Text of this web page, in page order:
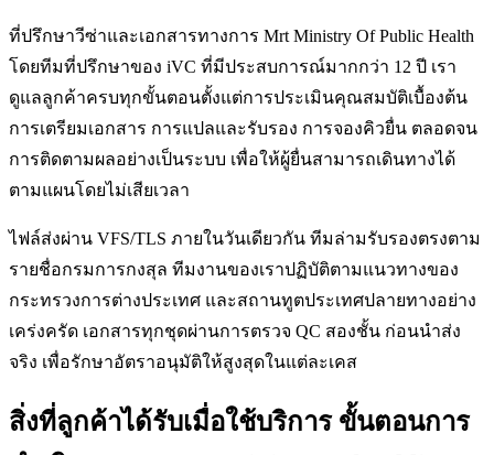
ที่ปรึกษาวีซ่าและเอกสารทางการ Mrt Ministry Of Public Health
โดยทีมที่ปรึกษาของ iVC ที่มีประสบการณ์มากกว่า 12 ปี เรา
ดูแลลูกค้าครบทุกขั้นตอนตั้งแต่การประเมินคุณสมบัติเบื้องต้น
การเตรียมเอกสาร การแปลและรับรอง การจองคิวยื่น ตลอดจน
การติดตามผลอย่างเป็นระบบ เพื่อให้ผู้ยื่นสามารถเดินทางได้
ตามแผนโดยไม่เสียเวลา
ไฟล์ส่งผ่าน VFS/TLS ภายในวันเดียวกัน ทีมล่ามรับรองตรงตาม
รายชื่อกรมการกงสุล ทีมงานของเราปฏิบัติตามแนวทางของ
กระทรวงการต่างประเทศ และสถานทูตประเทศปลายทางอย่าง
เคร่งครัด เอกสารทุกชุดผ่านการตรวจ QC สองชั้น ก่อนนำส่ง
จริง เพื่อรักษาอัตราอนุมัติให้สูงสุดในแต่ละเคส
สิ่งที่ลูกค้าได้รับเมื่อใช้บริการ ขั้นตอนการ